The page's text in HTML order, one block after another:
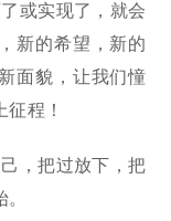
或实现了，就会
新的希望，新的
面貌，让我们憧
程！
，把过放下，把